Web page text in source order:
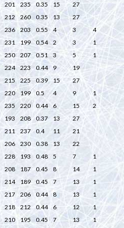
201 235 0.35 15
27
212 260 0.35 13
27
236 203 0.55 4 3
4
231 199 0.54 2 3
1
250 207 0.51 3 5
1
224 223 0.44 9
19
215 225 0.39 15
27
220 199 0.5 4 9
1
235 220 0.44 6 15
2
193 208 0.37 13
27
211 237 0.4 11
21
206 230 0.38 13
22
228 193 0.48 5 7
1
208 187 0.45 8 14
1
214 189 0.45 7 13
1
217 206 0.44 8 13
1
218 212 0.44 6 12
1
210 195 0.45 7 13
1